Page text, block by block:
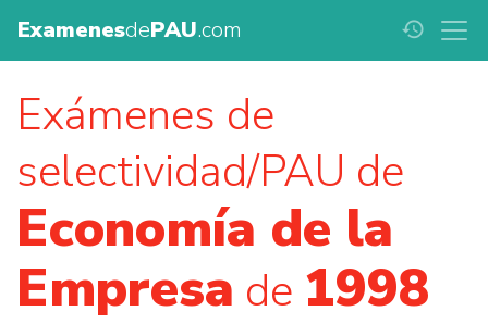
ExamenesdePAU.com history
Exámenes de
selectividad/PAU de
Economía de la
Empresa de 1998